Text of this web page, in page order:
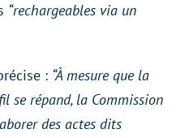
“rechargeables via un
: “À mesure que la
se répand, la Commission
des actes dits